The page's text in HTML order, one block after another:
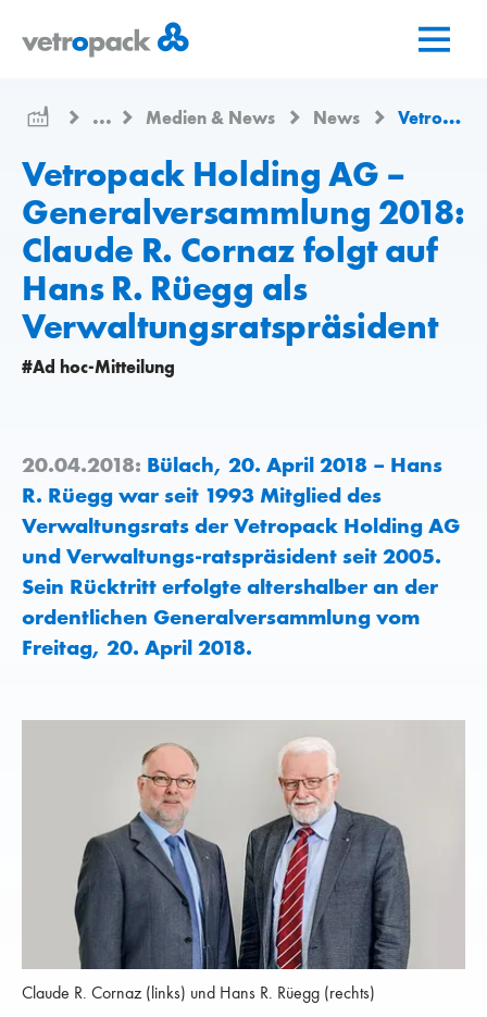
Startseite
Inhalt
Kontakt
...
Medien & News News Vetropack Holding AG – Generalversammlung 2018: Claude R. Cornaz folgt auf Hans R. Rüegg als Verwaltungsratspräsident
Vetropack Holding AG –
Generalversammlung 2018:
Claude R. Cornaz folgt auf
Hans R. Rüegg als
Verwaltungsratspräsident
#Ad hoc-Mitteilung
20.04.2018: Bülach, 20. April 2018 – Hans
R. Rüegg war seit 1993 Mitglied des
Verwaltungsrats der Vetropack Holding AG
und Verwaltungs-ratspräsident seit 2005.
Sein Rücktritt erfolgte altershalber an der
ordentlichen Generalversammlung vom
Freitag, 20. April 2018.
Claude R. Cornaz (links) und Hans R. Rüegg (rechts)